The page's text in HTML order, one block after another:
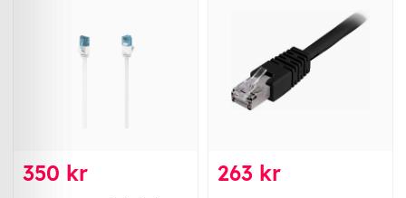
350 kr 263 kr